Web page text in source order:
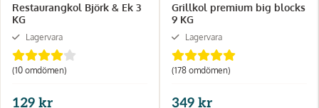
Restaurangkol Björk & Ek 3
KG
Lagervara
(10 omdömen)
129 kr
Grillkol premium big blocks
9 KG
Lagervara
(178 omdömen)
349 kr